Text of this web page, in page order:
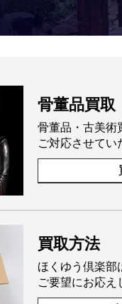
骨董品買取
骨董品・古美術
ご対応させてい
買取方法
ほくゆう倶楽部
ご要望にお応え